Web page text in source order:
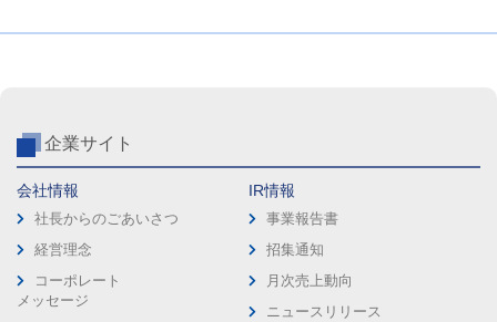
企業サイト
会社情報
社長からのごあいさつ
経営理念
コーポレート
メッセージ
IR情報
事業報告書
招集通知
月次売上動向
ニュースリリース